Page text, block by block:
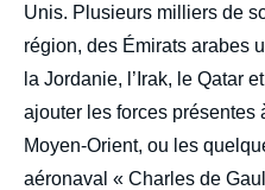
Unis. Plusieurs milliers de
région, des Émirats arabes
la Jordanie, l’Irak, le Qatar
ajouter les forces présentes
Moyen-Orient, ou les
aéronaval « Charles de